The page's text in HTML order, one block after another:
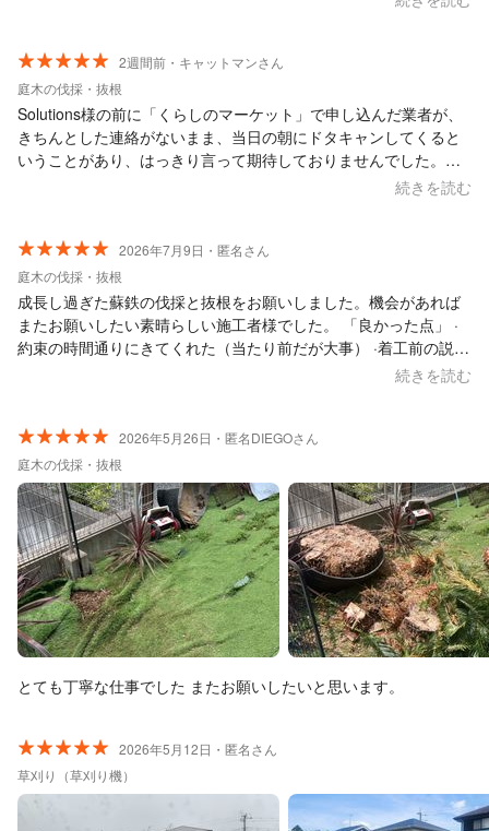
2週間前・キャットマンさん
庭木の伐採・抜根
Solutions様の前に「くらしのマーケット」で申し込んだ業者が、
きちんとした連絡がないまま、当日の朝にドタキャンしてくると
いうことがあり、はっきり言って期待しておりませんでした。で
も、申し込み直後から何度もやりとりができ、その過程で追加で
ました。朝も「渋滞で20分ほど遅れる」といった連絡が入り、作
業も「何時間かかるか」との問いに「３時間ほど」とはっきり答
え、その通りに終わらせてくださいました。もちろん、丁寧な作
業で感心しきりでた。暑い中、本当にお世話になりました！
続きを読む
2026年7月9日・匿名さん
庭木の伐採・抜根
成長し過ぎた蘇鉄の伐採と抜根をお願いしました。機会があれば
またお願いしたい素晴らしい施工者様でした。 「良かった点」 ·
約束の時間通りにきてくれた（当たり前だが大事） ·着工前の説明
が丁寧で仕上がりを共有化出来た ·根が残ったら枯れさせるために
の清掃も満足 「要改善点」 領収書がその場で貰えなかったことく
らい（戻ってから作成し送ってくれるとことなので問題はない）
続きを読む
2026年5月26日・匿名DIEGOさん
庭木の伐採・抜根
とても丁寧な仕事でした またお願いしたいと思います。
2026年5月12日・匿名さん
草刈り（草刈り機）